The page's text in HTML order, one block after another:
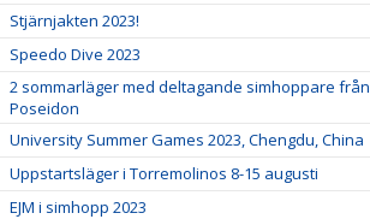
Stjärnjakten 2023!
Speedo Dive 2023
2 sommarläger med deltagande simhoppare från
Poseidon
University Summer Games 2023, Chengdu, China
Uppstartsläger i Torremolinos 8-15 augusti
EJM i simhopp 2023